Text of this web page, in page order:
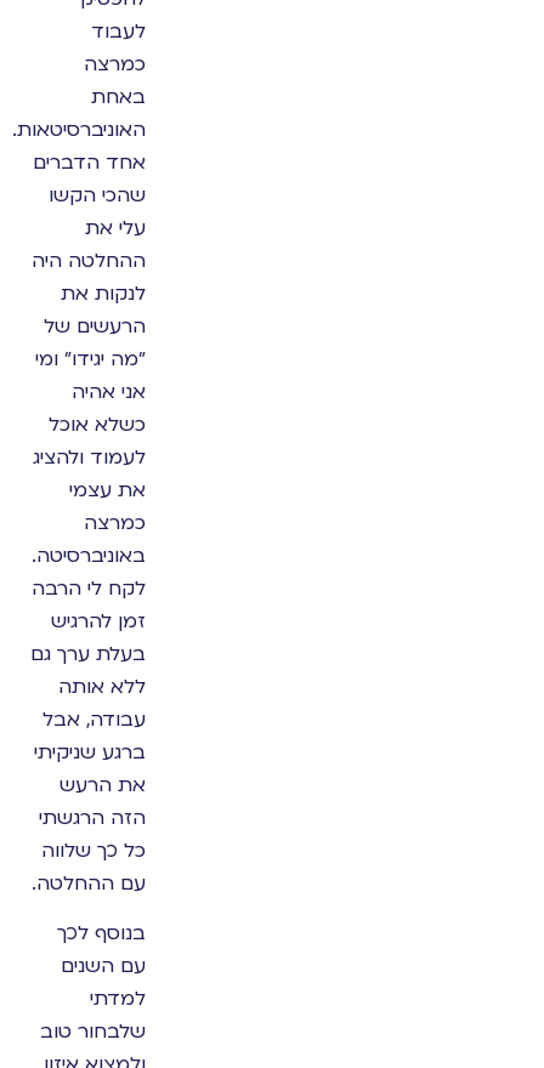
לעבוד
כמרצה
באחת
האוניברסיטאות.
אחד הדברים
שהכי הקשו
עלי את
ההחלטה היה
לנקות את
הרעשים של
"מה יגידו" ומי
אני אהיה
כשלא אוכל
לעמוד ולהציג
את עצמי
כמרצה
באוניברסיטה.
לקח לי הרבה
זמן להרגיש
בעלת ערך גם
ללא אותה
עבודה, אבל
ברגע שניקיתי
את הרעש
הזה הרגשתי
כל כך שלווה
עם ההחלטה.
בנוסף לכך
עם השנים
למדתי
שלבחור טוב